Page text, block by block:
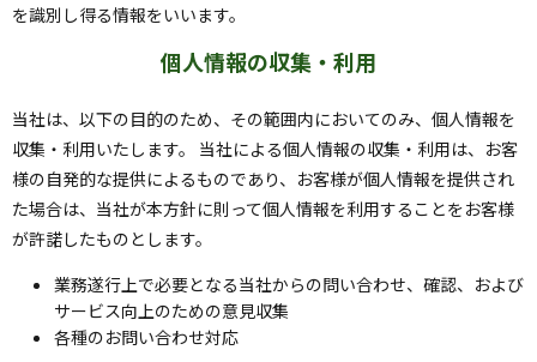
を識別し得る情報をいいます。
個人情報の収集・利用
当社は、以下の目的のため、その範囲内においてのみ、個人情報を
収集・利用いたします。 当社による個人情報の収集・利用は、お客
様の自発的な提供によるものであり、お客様が個人情報を提供され
た場合は、当社が本方針に則って個人情報を利用することをお客様
が許諾したものとします。
業務遂行上で必要となる当社からの問い合わせ、確認、および
サービス向上のための意見収集
各種のお問い合わせ対応